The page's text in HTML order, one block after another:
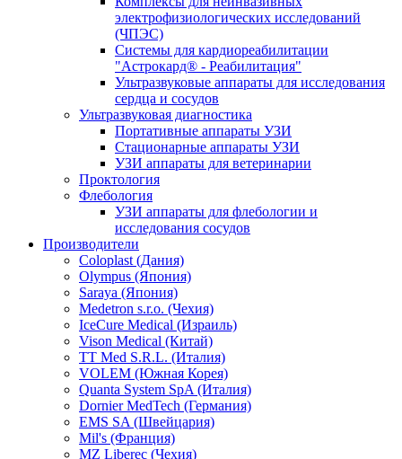
электрофизиологических исследований
(ЧПЭС)
Системы для кардиореабилитации
"Астрокард® - Реабилитация"
Ультразвуковые аппараты для исследования
сердца и сосудов
Ультразвуковая диагностика
Портативные аппараты УЗИ
Стационарные аппараты УЗИ
УЗИ аппараты для ветеринарии
Проктология
Флебология
УЗИ аппараты для флебологии и
исследования сосудов
Производители
Coloplast (Дания)
Olympus (Япония)
Saraya (Япония)
Medetron s.r.o. (Чехия)
IceCure Medical (Израиль)
Vison Medical (Китай)
TT Med S.R.L. (Италия)
VOLEM (Южная Корея)
Quanta System SpA (Италия)
Dornier MedTech (Германия)
EMS SA (Швейцария)
Mil's (Франция)
MZ Liberec (Чехия)